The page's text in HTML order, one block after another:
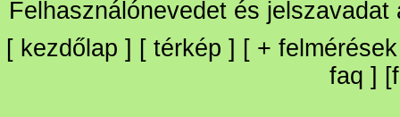
Felhasználónevedet és
[ kezdőlap ] [ térkép ] [ + felmérések
faq ] [